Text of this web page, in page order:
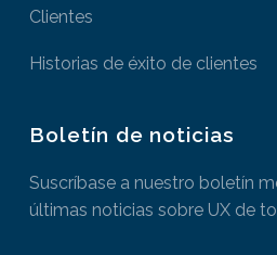
Clientes
Historias de éxito de clientes
Boletín de noticias
Suscríbase a nuestro boletín
últimas noticias sobre UX de